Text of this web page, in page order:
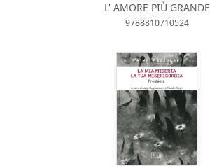
L' AMORE PIÙ GRANDE
9788810710524